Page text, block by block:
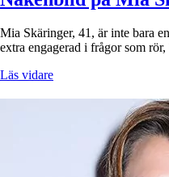
Mia Skäringer, 41, är inte bara
extra engagerad i frågor som
Läs vidare